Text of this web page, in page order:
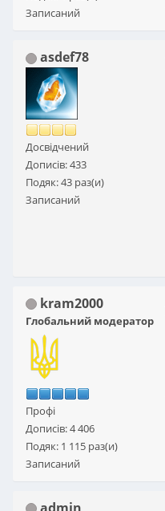
Записаний
asdef78
Досвідчений
Дописів: 433
Подяк: 43 раз(и)
Записаний
kram2000
Глобальний модератор
Профі
Дописів: 4 406
Подяк: 1 115 раз(и)
Записаний